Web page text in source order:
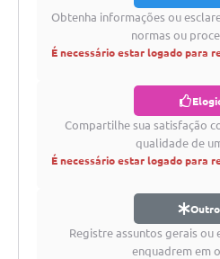
Obtenha informações ou
normas ou
É necessário estar logado para
Compartilhe sua satisfação
qualidade de
É necessário estar logado para
Registre assuntos gerais ou
enquadrem em